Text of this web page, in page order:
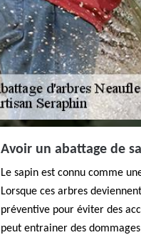
Avoir un abattage de
Le sapin est connu comme
Lorsque ces arbres
préventive pour éviter des
peut entrainer des